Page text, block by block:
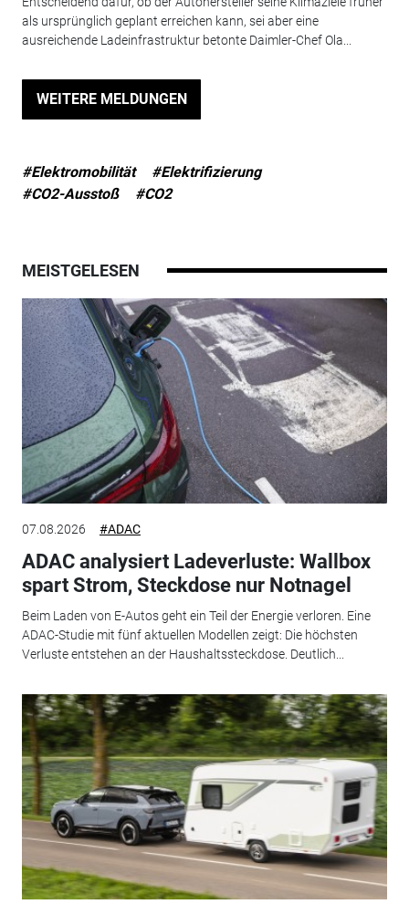
als ursprünglich geplant erreichen kann, sei aber eine
ausreichende Ladeinfrastruktur betonte Daimler-Chef Ola...
WEITERE MELDUNGEN
#Elektromobilität
#Elektrifizierung
#CO2-Ausstoß
#CO2
MEISTGELESEN
07.08.2026 #ADAC
ADAC analysiert Ladeverluste: Wallbox
spart Strom, Steckdose nur Notnagel
Beim Laden von E-Autos geht ein Teil der Energie verloren. Eine
ADAC-Studie mit fünf aktuellen Modellen zeigt: Die höchsten
Verluste entstehen an der Haushaltssteckdose. Deutlich...